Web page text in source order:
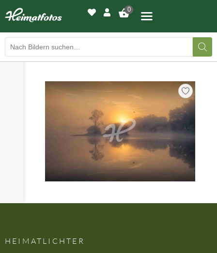
0
BILDERGALERIE
DRUCKQUALITÄTEN
LED-LEUCHTBILDER
WIR DRUCKEN IHR BILD
AUSSTELLUNGEN
HEIMATLICHTER